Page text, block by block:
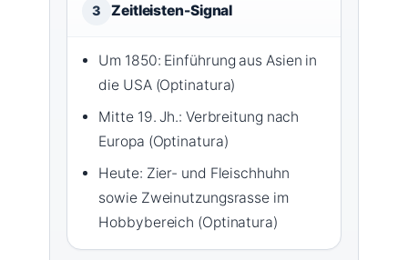
3 Zeitleisten-Signal
Um 1850: Einführung aus Asien in
die USA (Optinatura)
Mitte 19. Jh.: Verbreitung nach
Europa (Optinatura)
Heute: Zier- und Fleischhuhn
sowie Zweinutzungsrasse im
Hobbybereich (Optinatura)